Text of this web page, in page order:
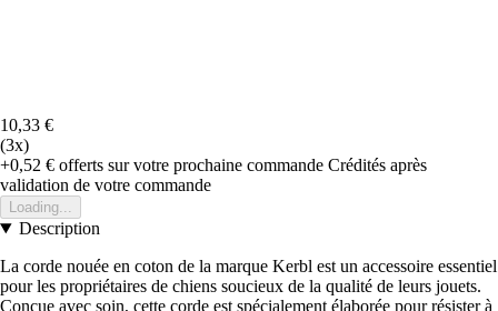
10,33 €
(3x)
+0,52 € offerts sur votre prochaine commande Crédités après
validation de votre commande
Loading...
Description
La corde nouée en coton de la marque Kerbl est un accessoire essentiel
pour les propriétaires de chiens soucieux de la qualité de leurs jouets.
Conçue avec soin, cette corde est spécialement élaborée pour résister à